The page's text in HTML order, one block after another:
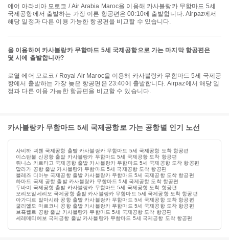
에어 아라비아 모로코 / Air Arabia Maroc을 이용해 카사블랑카 무함마드 5세
국제공항에서 출발하는 가장 이른 항공편은 00:10에 출발합니다. Airpaz에서
해당 일정과 다른 이용 가능한 항공편을 비교할 수 있습니다.
을 이용하여 카사블랑카 무함마드 5세 국제공항으로 가는 마지막 항공편은
몇 시에 출발합니까?
로열 에어 모로코 / Royal Air Maroc을 이용해 카사블랑카 무함마드 5세 국제공
항에서 출발하는 가장 늦은 항공편은 23:40에 출발합니다. Airpaz에서 해당 일
정과 다른 이용 가능한 항공편을 비교할 수 있습니다.
카사블랑카 무함마드 5세 국제공항로 가는 공항별 인기 노선
사비하 괵첸 국제공항 출발 카사블랑카 무함마드 5세 국제공항 도착 항공편
이스탄불 신공항 출발 카사블랑카 무함마드 5세 국제공항 도착 항공편
튀니스 카르타고 국제공항 출발 카사블랑카 무함마드 5세 국제공항 도착 항공편
말라가 공항 출발 카사블랑카 무함마드 5세 국제공항 도착 항공편
블레즈 디아뉴 국제공항 출발 카사블랑카 무함마드 5세 국제공항 도착 항공편
하마드 국제 공항 출발 카사블랑카 무함마드 5세 국제공항 도착 항공편
두바이 국제공항 출발 카사블랑카 무함마드 5세 국제공항 도착 항공편
오리오알세리오 국제공항 출발 카사블랑카 무함마드 5세 국제공항 도착 항공편
아가디르 알마시라 공항 출발 카사블랑카 무함마드 5세 국제공항 도착 항공편
굴리엘모 마르코니 공항 출발 카사블랑카 무함마드 5세 국제공항 도착 항공편
브휵쎌르 공항 출발 카사블랑카 무함마드 5세 국제공항 도착 항공편
셰레메티예보 국제공항 출발 카사블랑카 무함마드 5세 국제공항 도착 항공편